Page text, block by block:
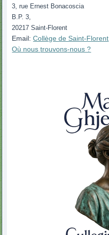
3, rue Ernest Bonacoscia
B.P. 3,
20217 Saint-Florent
Email:Collège de Saint-Florent
Où noustrouvons-nous ?